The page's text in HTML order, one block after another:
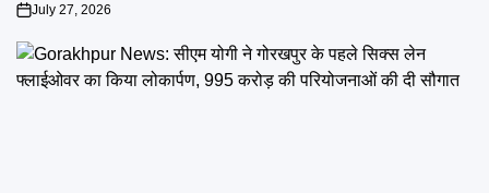
on
July 27, 2026